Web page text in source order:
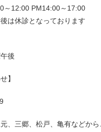
12:00 PM14:00～17:00
は休診となっております
後
】
、三郷、松戸、亀有などか